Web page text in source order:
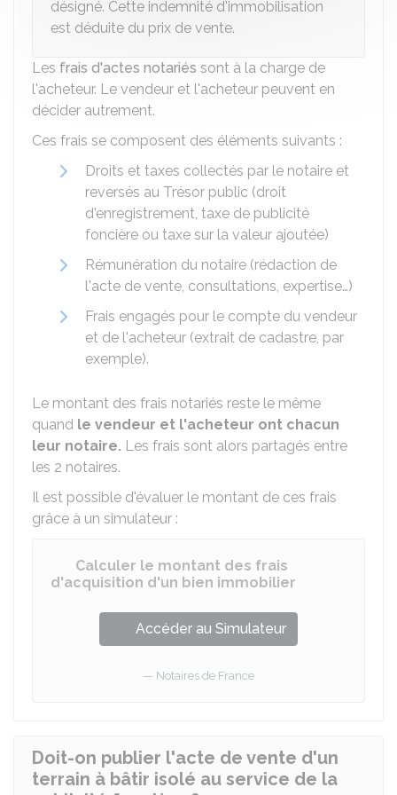
désigné. Cette indemnité d'immobilisation
est déduite du prix de vente.
Les frais d'actes notariés sont à la charge de
l'acheteur. Le vendeur et l'acheteur peuvent en
décider autrement.
Ces frais se composent des éléments suivants :
Droits et taxes collectés par le notaire et
reversés au Trésor public (droit
d'enregistrement, taxe de publicité
foncière ou taxe sur la valeur ajoutée)
Rémunération du notaire (rédaction de
l'acte de vente, consultations, expertise…)
Frais engagés pour le compte du vendeur
et de l'acheteur (extrait de cadastre, par
exemple).
Le montant des frais notariés reste le même
quand le vendeur et l'acheteur ont chacun
leur notaire. Les frais sont alors partagés entre
les 2 notaires.
Il est possible d'évaluer le montant de ces frais
grâce à un simulateur :
Calculer le montant des frais
d'acquisition d'un bien immobilier
Accéder au Simulateur
Notaires de France
Doit-on publier l'acte de vente d'un
terrain à bâtir isolé au service de la